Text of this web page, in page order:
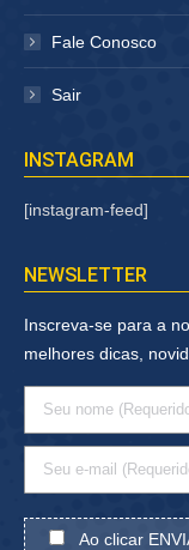
Fale Conosco
Sair
INSTAGRAM
[instagram-feed]
NEWSLETTER
Inscreva-se para a
melhores dicas,
Ao clicar